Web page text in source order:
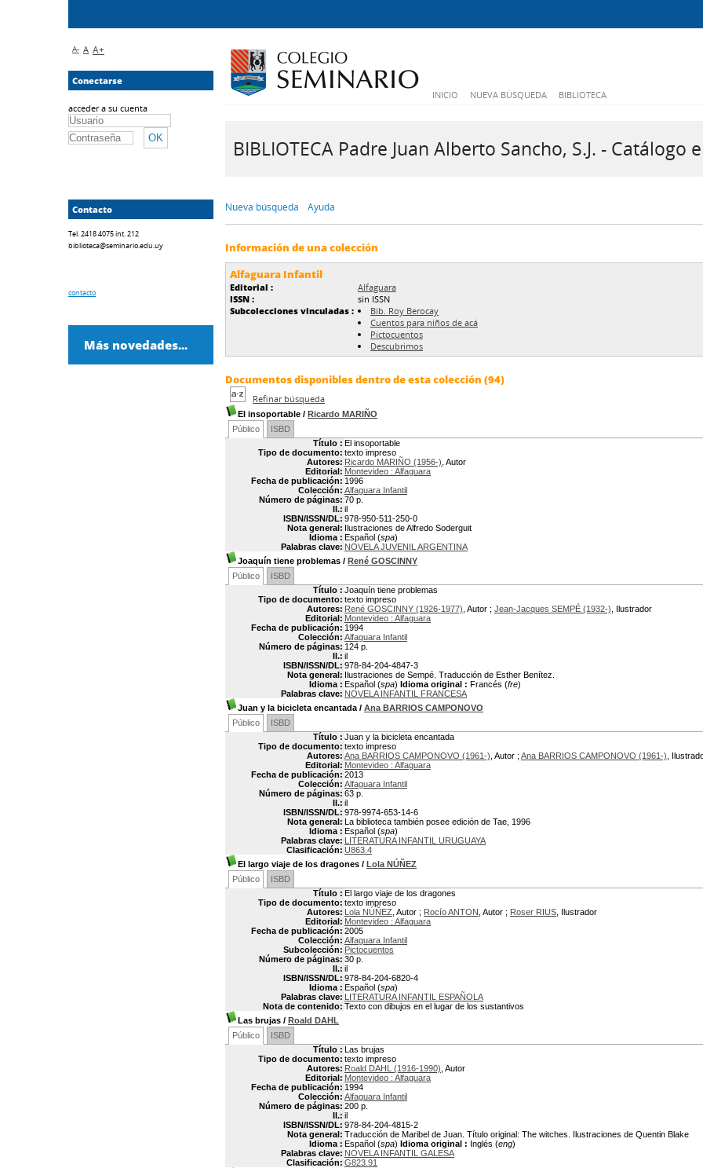
INICIO NUEVA BÚSQUEDA BIBLIOTECA
BIBLIOTECA Padre Juan Alberto Sancho, S.J. - Catálogo
Nueva búsqueda Ayuda
Información de una colección
Alfaguara Infantil
Editorial :
Alfaguara
ISSN :
sin ISSN
Subcolecciones vinculadas :
Bib. Roy Berocay
Cuentos para niños de acá
Pictocuentos
Descubrimos
Documentos disponibles dentro de esta colección (94)
Refinar búsqueda
El insoportable / Ricardo MARIÑO
Público
ISBD
Título : El insoportable
Tipo de documento: texto impreso
Autores: Ricardo MARIÑO (1956-) , Autor
Editorial: Montevideo : Alfaguara
Fecha de publicación: 1996
Colección: Alfaguara Infantil
Número de páginas: 70 p.
Il.: il
ISBN/ISSN/DL: 978-950-511-250-0
Nota general: Ilustraciones de Alfredo Soderguit
Idioma : Español (spa)
Palabras clave: NOVELA JUVENIL ARGENTINA
Joaquín tiene problemas / René GOSCINNY
Público
ISBD
Título : Joaquín tiene problemas
Tipo de documento: texto impreso
Autores: René GOSCINNY (1926-1977) , Autor ; Jean-Jacques SEMPÉ (1932-) , Ilustrador
Editorial: Montevideo : Alfaguara
Fecha de publicación: 1994
Colección: Alfaguara Infantil
Número de páginas: 124 p.
Il.: il
ISBN/ISSN/DL: 978-84-204-4847-3
Nota general: Ilustraciones de Sempé. Traducción de Esther Benítez.
Idioma : Español (spa) Idioma original : Francés (fre)
Palabras clave: NOVELA INFANTIL FRANCESA
Juan y la bicicleta encantada / Ana BARRIOS CAMPONOVO
Público
ISBD
Título : Juan y la bicicleta encantada
Tipo de documento: texto impreso
Autores: Ana BARRIOS CAMPONOVO (1961-) , Autor ; Ana BARRIOS CAMPONOVO (1961-) ,
Editorial: Montevideo : Alfaguara
Fecha de publicación: 2013
Colección: Alfaguara Infantil
Número de páginas: 63 p.
Il.: il
ISBN/ISSN/DL: 978-9974-653-14-6
Nota general: La biblioteca también posee edición de Tae, 1996
Idioma : Español (spa)
Palabras clave: LITERATURA INFANTIL URUGUAYA
Clasificación: U863.4
El largo viaje de los dragones / Lola NÚÑEZ
Público
ISBD
Título : El largo viaje de los dragones
Tipo de documento: texto impreso
Autores: Lola NÚÑEZ , Autor ; Rocío ANTON , Autor ; Roser RIUS , Ilustrador
Editorial: Montevideo : Alfaguara
Fecha de publicación: 2005
Colección: Alfaguara Infantil
Subcolección: Pictocuentos
Número de páginas: 30 p.
Il.: il
ISBN/ISSN/DL: 978-84-204-6820-4
Idioma : Español (spa)
Palabras clave: LITERATURA INFANTIL ESPAÑOLA
Nota de contenido: Texto con dibujos en el lugar de los sustantivos
Las brujas / Roald DAHL
Público
ISBD
Título : Las brujas
Tipo de documento: texto impreso
Autores: Roald DAHL (1916-1990) , Autor
Editorial: Montevideo : Alfaguara
Fecha de publicación: 1994
Colección: Alfaguara Infantil
Número de páginas: 200 p.
Il.: il
ISBN/ISSN/DL: 978-84-204-4815-2
Nota general: Traducción de Maribel de Juan. Título original: The witches. Ilustraciones de Quentin Blake
Idioma : Español (spa) Idioma original : Inglés (eng)
Palabras clave: NOVELA INFANTIL GALESA
Clasificación: G823.91
A- A A+
Conectarse
acceder a su cuenta
Contacto
Tel. 2418 4075 int. 212
biblioteca@seminario.edu.uy
contacto
Más novedades...